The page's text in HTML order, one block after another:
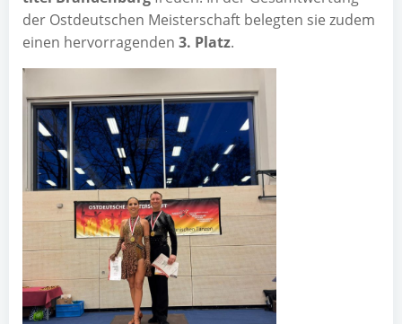
der Ost­deut­schen Meis­ter­schaft beleg­ten sie zudem
einen her­vor­ra­gen­den 3. Platz.